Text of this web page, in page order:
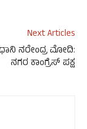
Next Articles
ನರೇಂದ್ರ ಮೋದಿ:
ನಗರ ಕಾಂಗ್ರೆಸ್ ಪಕ್ಷ